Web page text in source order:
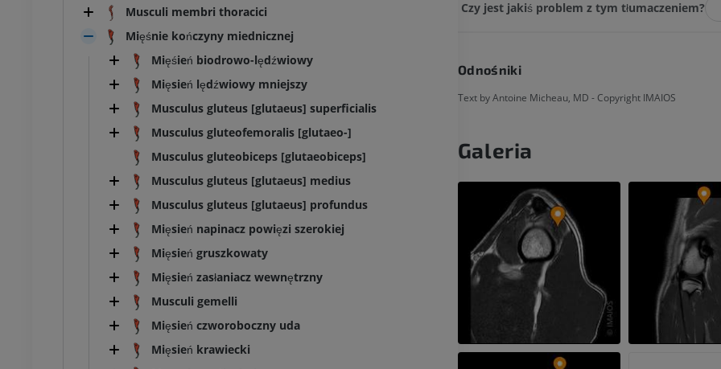
Musculi membri thoracici
Mięśnie kończyny miednicznej
Mięśień biodrowo-lędźwiowy
Mięsień lędźwiowy mniejszy
Musculus gluteus [glutaeus] superficialis
Musculus gluteofemoralis [glutaeo-]
Musculus gluteobiceps [glutaeobiceps]
Musculus gluteus [glutaeus] medius
Musculus gluteus [glutaeus] profundus
Mięsień napinacz powięzi szerokiej
Mięsień gruszkowaty
Mięsień zasłaniacz wewnętrzny
Musculi gemelli
Mięsień czworoboczny uda
Mięsień krawiecki
Czy jest jakiś problem z tym tłumaczeniem?
Odnośniki
Text by Antoine Micheau, MD - Copyright IMAIOS
Galeria
BYDŁO
Bydło - Ogólna anatomia
Ilustracje
Koń - Osteologia
Ilustracje
MYSZ
Mysz - całe